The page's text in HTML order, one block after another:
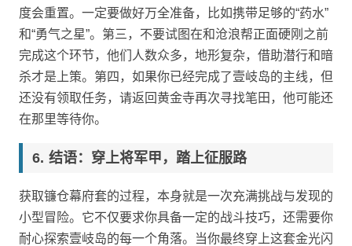
度会重置。一定要做好万全准备，比如携带足够的“药水”
和“勇气之星”。第三，不要试图在和沧浪帮正面硬刚之前
完成这个环节，他们人数众多，地形复杂，借助潜行和暗
杀才是上策。第四，如果你已经完成了壹岐岛的主线，但
还没有领取任务，请返回黄金寺再次寻找笔田，他可能还
在那里等待你。
结语：穿上将军甲，踏上征服路
获取镰仓幕府套的过程，本身就是一次充满挑战与发现的
小型冒险。它不仅要求你具备一定的战斗技巧，还需要你
耐心探索壹岐岛的每一个角落。当你最终穿上这套金光闪